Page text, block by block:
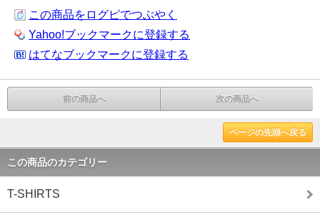
この商品をログピでつぶやく
Yahoo!ブックマークに登録する
はてなブックマークに登録する
前の商品へ 次の商品へ
ページの先頭へ戻る
この商品のカテゴリー
T-SHIRTS